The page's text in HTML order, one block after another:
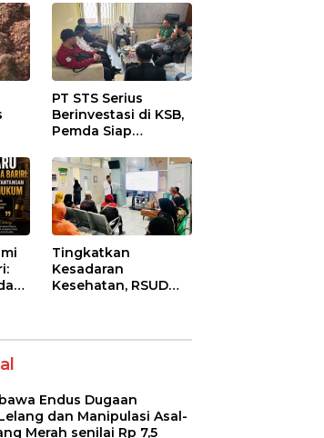
7,5
PT STS Serius
Berinvestasi di KSB,
Pemda Siap
dan Pastikan
Kepatuhan Regulasi
Tingkatkan
Kesadaran
Kesehatan, RSUD
Endus Dugaan
dan Manipulasi Asal-
Merah senilai Rp 7,5